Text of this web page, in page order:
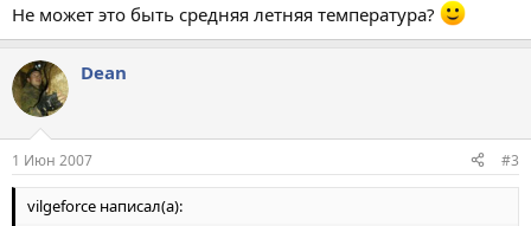
Не может это быть средняя летняя температура?
Dean
1 Июн 2007 #3
vilgeforce написал(а):